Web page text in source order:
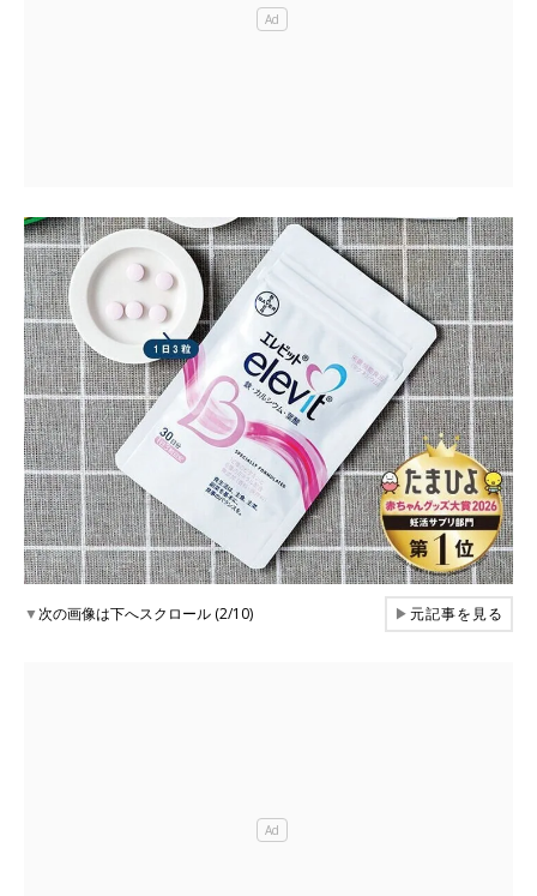
▼次の画像は下へスクロール (2/10) ▶元記事を見る